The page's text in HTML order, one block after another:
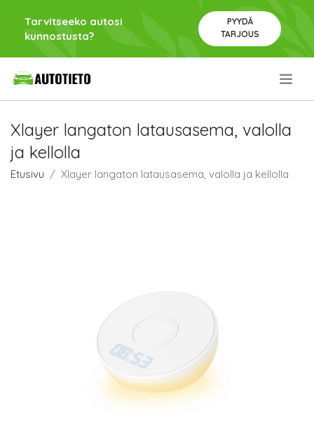
Tarvitseeko autosi
kunnostusta?
PYYDÄ
TARJOUS
Xlayer langaton latausasema, valolla
ja kellolla
Etusivu Xlayer langaton latausasema, valolla ja kellolla